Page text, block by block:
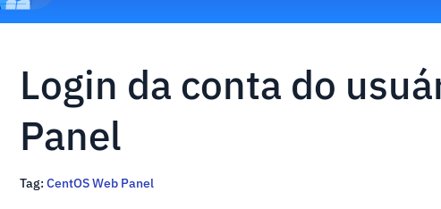
Login da conta do
Panel
Tag: CentOS Web Panel